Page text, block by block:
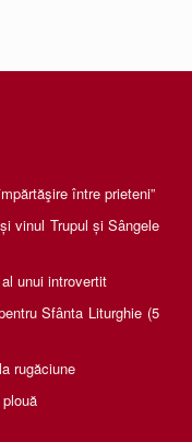
între prieteni”
vinul Trupul și Sângele
unui introvertit
Sfânta Liturghie (5
rugăciune